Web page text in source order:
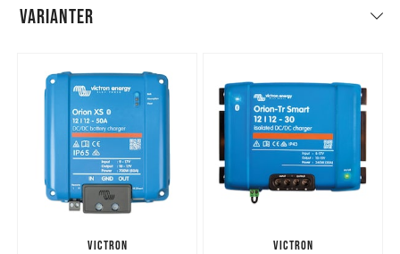
VARIANTER
VICTRON VICTRON